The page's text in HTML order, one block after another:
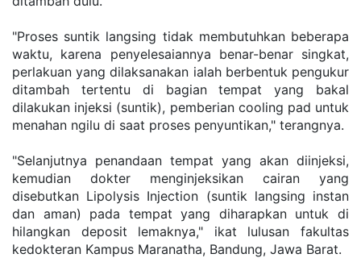
"Proses suntik langsing tidak membutuhkan beberapa
waktu, karena penyelesaiannya benar-benar singkat,
perlakuan yang dilaksanakan ialah berbentuk pengukur
ditambah tertentu di bagian tempat yang bakal
dilakukan injeksi (suntik), pemberian cooling pad untuk
menahan ngilu di saat proses penyuntikan," terangnya.
"Selanjutnya penandaan tempat yang akan diinjeksi,
kemudian dokter menginjeksikan cairan yang
disebutkan Lipolysis Injection (suntik langsing instan
dan aman) pada tempat yang diharapkan untuk di
hilangkan deposit lemaknya," ikat lulusan fakultas
kedokteran Kampus Maranatha, Bandung, Jawa Barat.